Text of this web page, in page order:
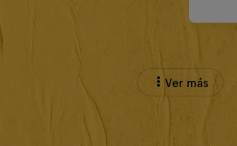
Ver más